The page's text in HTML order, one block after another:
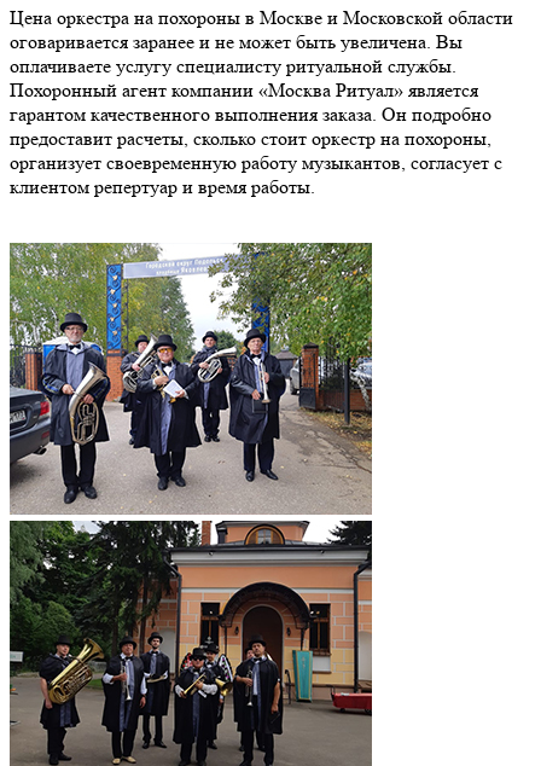
Цена оркестра на похороны в Москве и Московской области
оговаривается заранее и не может быть увеличена. Вы
оплачиваете услугу специалисту ритуальной службы.
Похоронный агент компании «Москва Ритуал» является
гарантом качественного выполнения заказа. Он подробно
предоставит расчеты, сколько стоит оркестр на похороны,
организует своевременную работу музыкантов, согласует с
клиентом репертуар и время работы.